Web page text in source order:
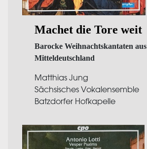
Machet die Tore weit
Barocke Weihnachtskantaten aus
Mitteldeutschland
Matthias Jung
Sächsisches Vokalensemble
Batzdorfer Hofkapelle